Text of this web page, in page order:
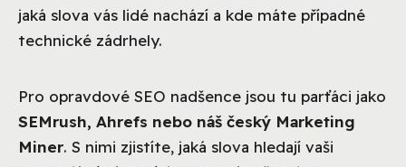
jaká slova vás lidé nachází a kde máte případné
technické zádrhely.
Pro opravdové SEO nadšence jsou tu parťáci jako
SEMrush, Ahrefs nebo náš český Marketing
Miner. S nimi zjistíte, jaká slova hledají vaši